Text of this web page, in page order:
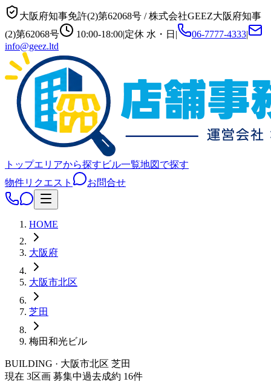
大阪府知事免許(2)第62068号 /株式会社GEEZ大阪府知事
(2)第62068号
10:00-18:00|定休 水・日 | 06-7777-4333|
info@geez.ltd
トップエリアから探す ビル一覧地図で探す
物件リクエスト
お問合せ
HOME
大阪府
大阪市北区
芝田
梅田和光ビル
BUILDING · 大阪市北区 芝田
現在 3区画 募集中過去成約 16件